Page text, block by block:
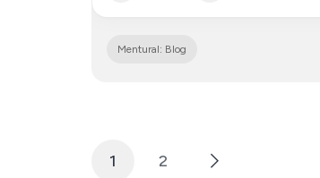
Mentural: Blog
1 2